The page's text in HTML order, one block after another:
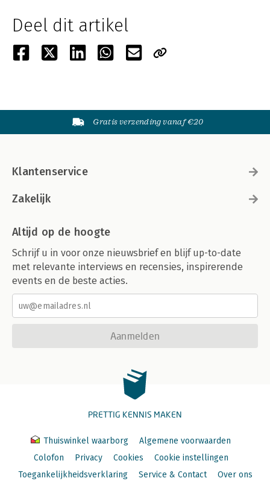
Deel dit artikel
Gratis verzending vanaf €20
Klantenservice
Zakelijk
Altijd op de hoogte
Schrijf u in voor onze nieuwsbrief en blijf up-to-date
met relevante interviews en recensies, inspirerende
events en de beste acties.
Aanmelden
PRETTIG KENNIS MAKEN
Thuiswinkel waarborg
Algemene voorwaarden
Colofon
Privacy Cookies
Cookie instellingen
Toegankelijkheidsverklaring
Service & Contact Over ons